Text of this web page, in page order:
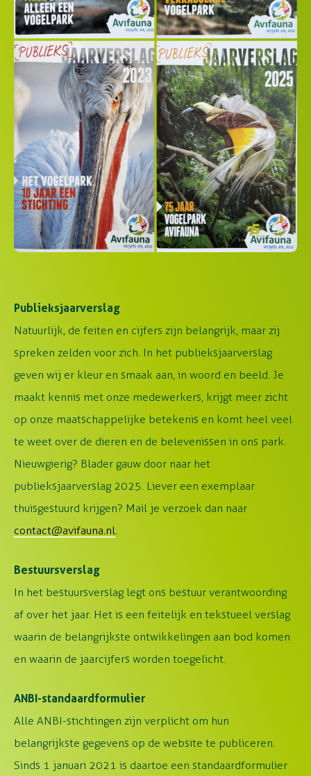
Publieksjaarverslag
Natuurlijk, de feiten en cijfers zijn belangrijk, maar zij
spreken zelden voor zich. In het publieksjaarverslag
geven wij er kleur en smaak aan, in woord en beeld. Je
maakt kennis met onze medewerkers, krijgt meer zicht
op onze maatschappelijke betekenis en komt heel veel
te weet over de dieren en de belevenissen in ons park.
Nieuwgierig? Blader gauw door naar het
publieksjaarverslag 2025. Liever een exemplaar
thuisgestuurd krijgen? Mail je verzoek dan naar
contact@avifauna.nl
Bestuursverslag
In het bestuursverslag legt ons bestuur verantwoording
af over het jaar. Het is een feitelijk en tekstueel verslag
waarin de belangrijkste ontwikkelingen aan bod komen
en waarin de jaarcijfers worden toegelicht.
ANBI-standaardformulier
Alle ANBI-stichtingen zijn verplicht om hun
belangrijkste gegevens op de website te publiceren.
Sinds 1 januari 2021 is daartoe een standaardformulier